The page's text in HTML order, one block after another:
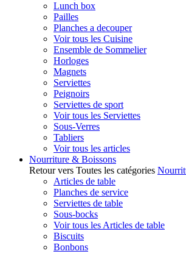
Lunch box
Pailles
Planches a decouper
Voir tous les Cuisine
Ensemble de Sommelier
Horloges
Magnets
Serviettes
Peignoirs
Serviettes de sport
Voir tous les Serviettes
Sous-Verres
Tabliers
Voir tous les articles
Nourriture & Boissons
Retour vers Toutes les catégories
Articles de table
Planches de service
Serviettes de table
Sous-bocks
Voir tous les Articles de table
Biscuits
Bonbons